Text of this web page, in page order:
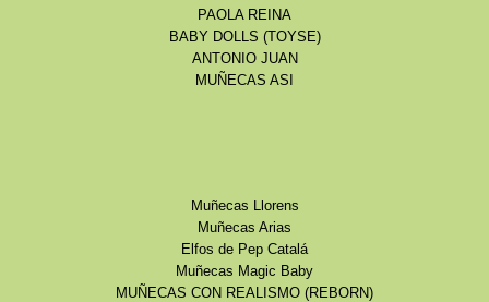
PAOLA REINA
BABY DOLLS (TOYSE)
ANTONIO JUAN
MUÑECAS ASI
Muñecas Llorens
Muñecas Arias
Elfos de Pep Catalá
Muñecas Magic Baby
MUÑECAS CON REALISMO (REBORN)